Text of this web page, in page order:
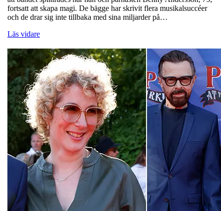
fortsatt att skapa magi. De bägge har skrivit flera musikalsuccéer
och de drar sig inte tillbaka med sina miljarder på…
Läs vidare